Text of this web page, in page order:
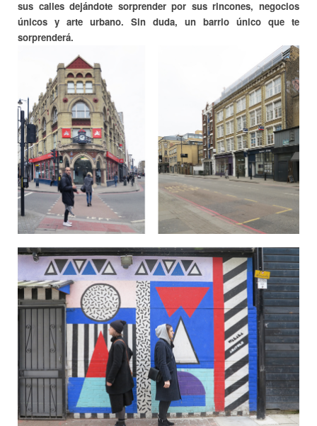
sus calles dejándote sorprender por sus rincones, negocios
únicos y arte urbano. Sin duda, un barrio único que te
sorprenderá.